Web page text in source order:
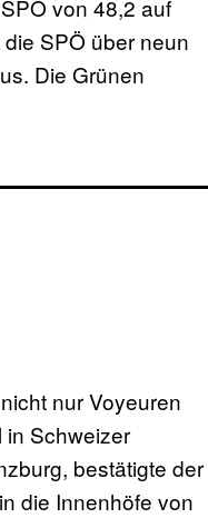
von 48,2 auf
SPÖ über neun
Die Grünen
nur Voyeuren
in Schweizer
bestätigte der
die Innenhöfe von